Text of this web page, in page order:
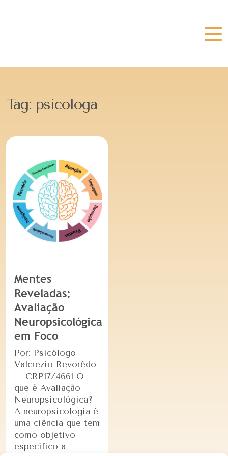
Tag: psicologa
Mentes
Reveladas:
Avaliação
Neuropsicológica
em Foco
Por: Psicólogo
Valcrezio Revorêdo
– CRP17/4661 O
que é Avaliação
Neuropsicológica?
A neuropsicologia é
uma ciência que tem
como objetivo
específico a